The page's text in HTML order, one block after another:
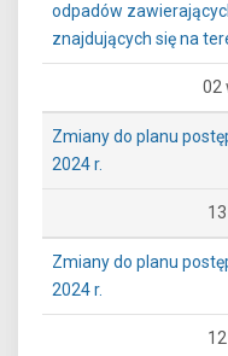
odpadów
znajdujących się na
02
Zmiany do planu
2024 r.
Zmiany do planu
2024 r.